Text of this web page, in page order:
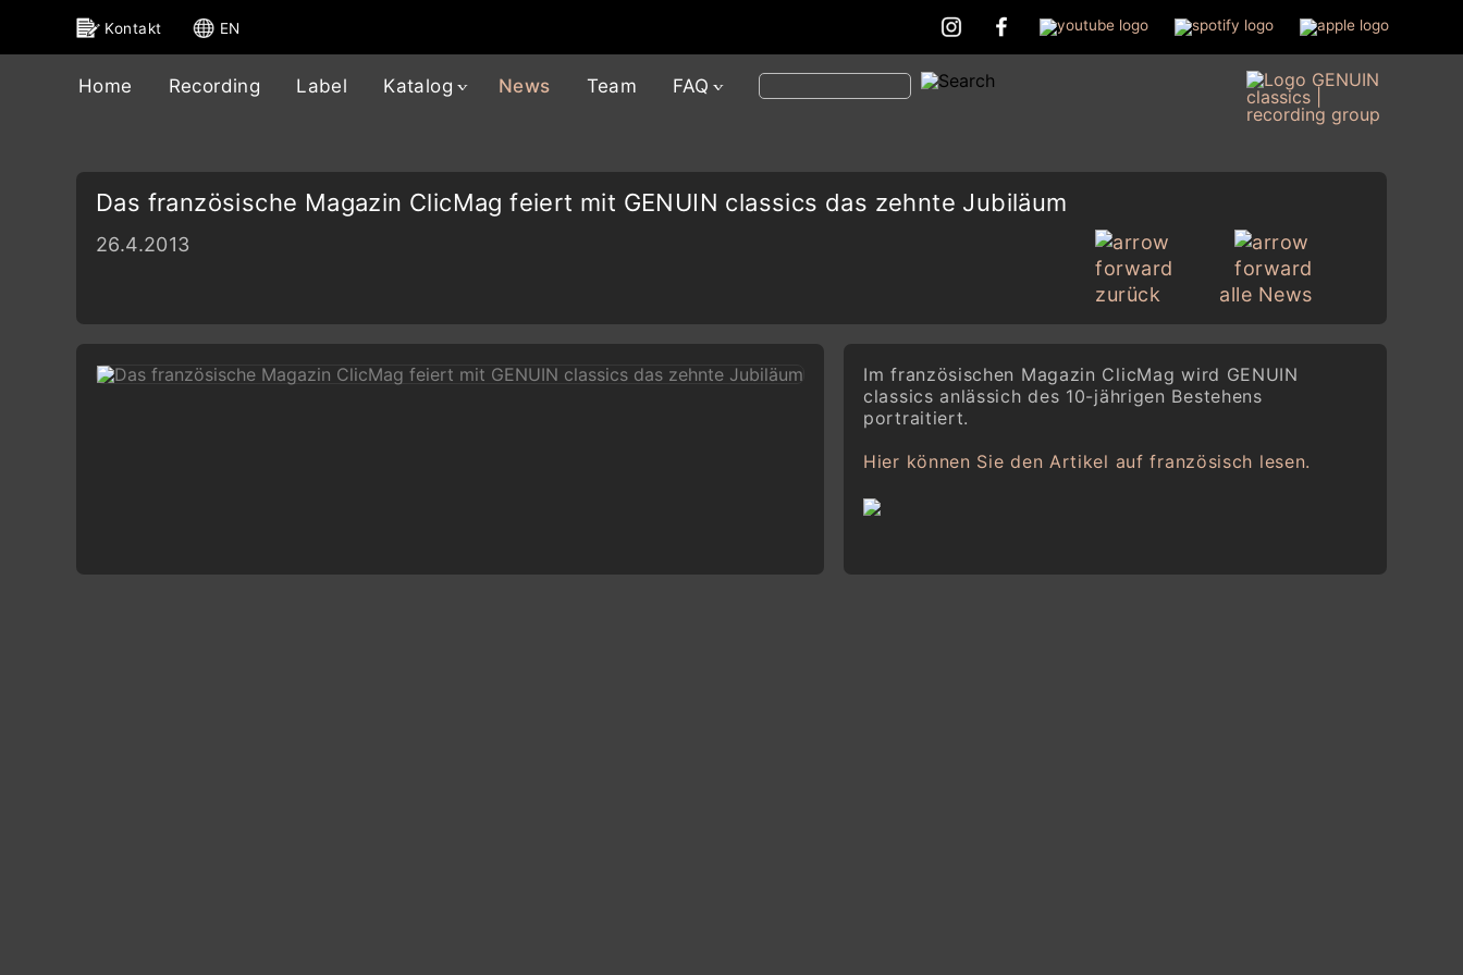
Kontakt EN
Home Recording Label Katalog News Team FAQ
Das französische Magazin ClicMag feiert mit GENUIN classics das zehnte Jubiläum
26.4.2013
zurück alle News
Im französischen Magazin ClicMag wird GENUIN
classics anlässich des 10-jährigen Bestehens
portraitiert.
Hier können Sie den Artikel auf französisch lesen.